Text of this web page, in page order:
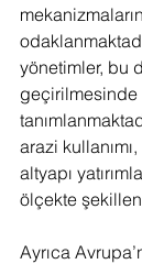
yönetimler, bu
geçirilmesinde
arazi
altyapı
ölçekte
Ayrıca